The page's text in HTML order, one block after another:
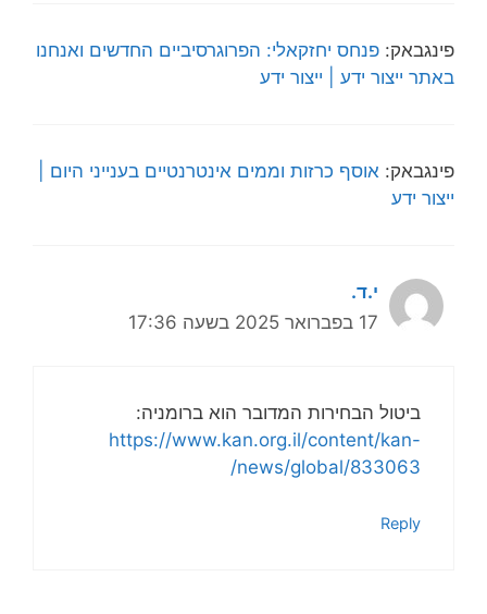
פינגבאק: פנחס יחזקאלי: הפרוגרסיביים החדשים ואנחנו
באתר ייצור ידע | ייצור ידע
פינגבאק: אוסף כרזות וממים אינטרנטיים בענייני היום |
ייצור ידע
י.ד.
17 בפברואר 2025 בשעה 17:36
ביטול הבחירות המדובר הוא ברומניה:
https://www.kan.org.il/content/kan-
news/global/833063/
Reply